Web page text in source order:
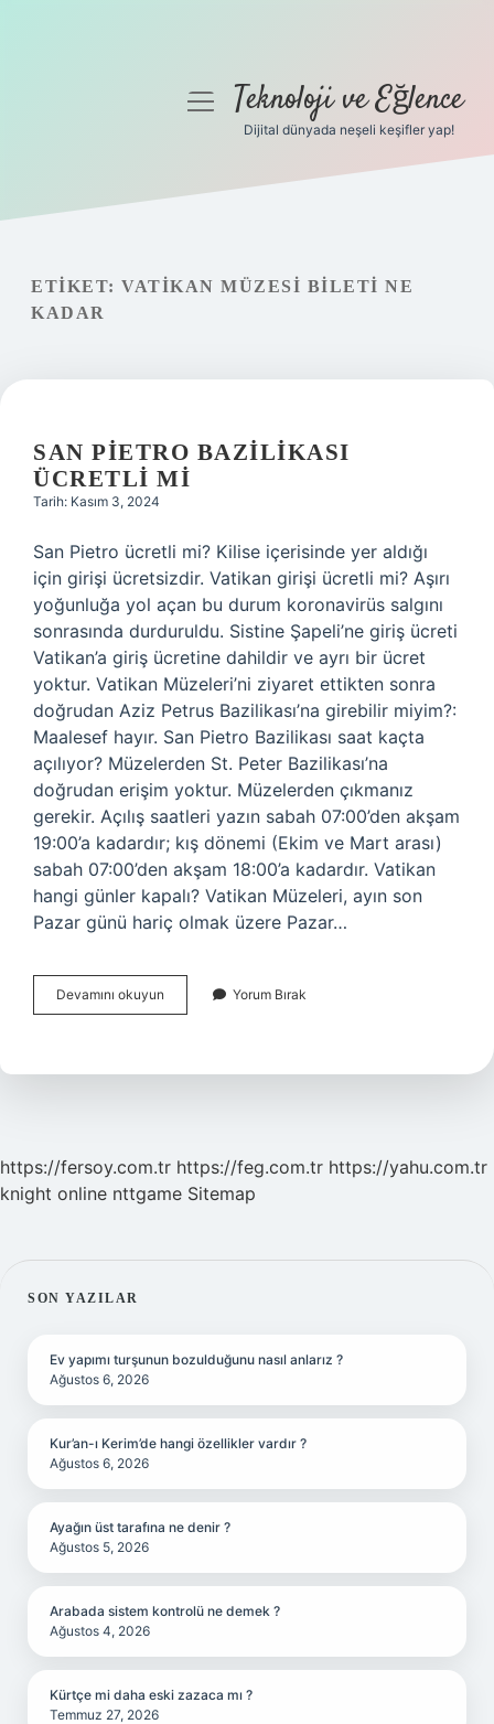
Gizlilik Politikası
Hakkımızda
menüyüTeknoloji ve Eğlence
Dijital dünyada neşeli keşifler yap!
ETIKET: VATIKAN MÜZESI BILETI NE
KADAR
SAN PIETRO BAZILIKASI
ÜCRETLI MI
Tarih: Kasım 3, 2024
San Pietro ücretli mi? Kilise içerisinde yer aldığı
için girişi ücretsizdir. Vatikan girişi ücretli mi? Aşırı
yoğunluğa yol açan bu durum koronavirüs salgını
sonrasında durduruldu. Sistine Şapeli’ne giriş ücreti
Vatikan’a giriş ücretine dahildir ve ayrı bir ücret
yoktur. Vatikan Müzeleri’ni ziyaret ettikten sonra
doğrudan Aziz Petrus Bazilikası’na girebilir miyim?:
Maalesef hayır. San Pietro Bazilikası saat kaçta
açılıyor? Müzelerden St. Peter Bazilikası’na
doğrudan erişim yoktur. Müzelerden çıkmanız
gerekir. Açılış saatleri yazın sabah 07:00’den akşam
19:00’a kadardır; kış dönemi (Ekim ve Mart arası)
sabah 07:00’den akşam 18:00’a kadardır. Vatikan
hangi günler kapalı? Vatikan Müzeleri, ayın son
Pazar günü hariç olmak üzere Pazar…
Devamını okuyun
Pietro
Mi
Yorum Bırak
https://fersoy.com.tr https://feg.com.tr https://yahu.com.tr
knight online nttgame Sitemap
SIDEBAR
SON YAZILAR
Ev yapımı turşunun bozulduğunu nasıl anlarız ?
Ağustos 6, 2026
Kur’an-ı Kerim’de hangi özellikler vardır ?
Ağustos 6, 2026
Ayağın üst tarafına ne denir ?
Ağustos 5, 2026
Arabada sistem kontrolü ne demek ?
Ağustos 4, 2026
Kürtçe mi daha eski zazaca mı ?
Temmuz 27, 2026